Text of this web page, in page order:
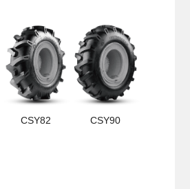
CSY82 CSY90